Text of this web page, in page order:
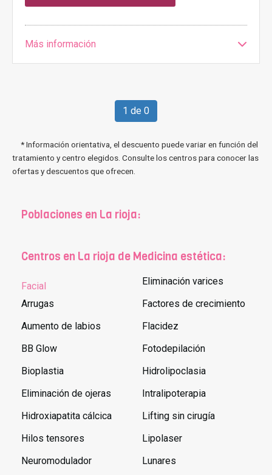
Más información
1 de 0
* Información orientativa, el descuento puede variar en función del
tratamiento y centro elegidos. Consulte los centros para conocer las
ofertas y descuentos que ofrecen.
Poblaciones en La rioja:
Centros en La rioja de Medicina estética:
Facial
Arrugas
Aumento de labios
BB Glow
Bioplastia
Eliminación de ojeras
Hidroxiapatita cálcica
Hilos tensores
Neuromodulador
Eliminación varices
Factores de crecimiento
Flacidez
Fotodepilación
Hidrolipoclasia
Intralipoterapia
Lifting sin cirugía
Lipolaser
Lunares